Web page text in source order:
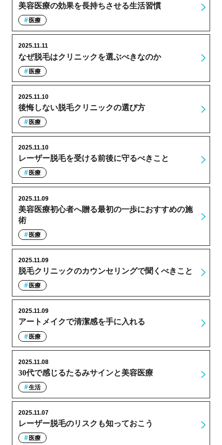
美容医療の効果を長持ちさせる生活習慣
医療
なぜ脱毛はクリニックを選ぶべきなのか
2025.11.11
医療
後悔しない脱毛クリニックの選び方
2025.11.10
医療
レーザー脱毛を受ける前後に守るべきこと
2025.11.10
医療
美容医療初心者へ贈る最初の一歩におすすめの施
術
2025.11.09
医療
脱毛クリニックのカウンセリングで聞くべきこと
2025.11.09
医療
アートメイクで清潔感を手に入れる
2025.11.09
医療
30代で感じるたるみサインと美容医療
2025.11.08
生活
レーザー脱毛のリスクも知っておこう
2025.11.07
医療